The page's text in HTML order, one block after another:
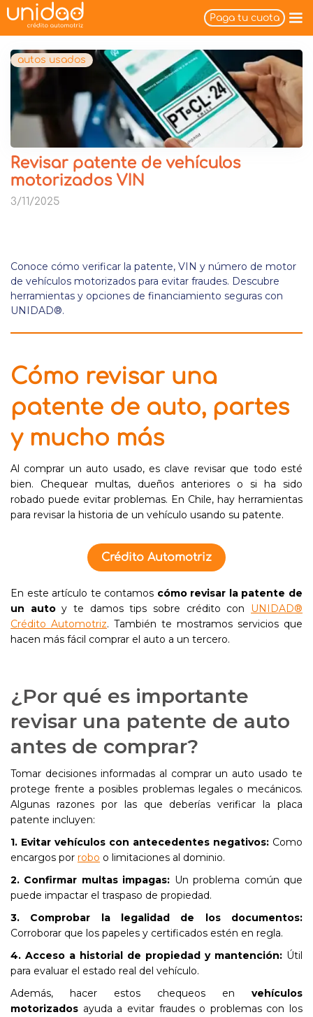
Paga tu cuota
autos usados
Revisar patente de vehículos
motorizados VIN
3/11/2025
Conoce cómo verificar la patente, VIN y número de motor
de vehículos motorizados para evitar fraudes. Descubre
herramientas y opciones de financiamiento seguras con
UNIDAD®.
Cómo revisar una
patente de auto, partes
y mucho más
Al comprar un auto usado, es clave revisar que todo esté
bien. Chequear multas, dueños anteriores o si ha sido
robado puede evitar problemas. En Chile, hay herramientas
para revisar la historia de un vehículo usando su patente.
Crédito Automotriz
En este artículo te contamos cómo revisar la patente de
un autoy te damos tips sobre crédito con UNIDAD®
Crédito Automotriz. También te mostramos servicios que
hacen más fácil comprar el auto a un tercero.
¿Por qué es importante
revisar una patente de auto
antes de comprar?
Tomar decisiones informadas al comprar un auto usado te
protege frente a posibles problemas legales o mecánicos.
Algunas razones por las que deberías verificar la placa
patente incluyen:
1. Evitar vehículos con antecedentes negativos: Como
encargos por robo o limitaciones al dominio.
2. Confirmar multas impagas: Un problema común que
puede impactar el traspaso de propiedad.
3. Comprobar la legalidad de los documentos:
Corroborar que los papeles y certificados estén en regla.
4. Acceso a historial de propiedad y mantención: Útil
para evaluar el estado real del vehículo.
Además, hacer estos chequeos en vehículos
motorizados ayuda a evitar fraudes o problemas con los